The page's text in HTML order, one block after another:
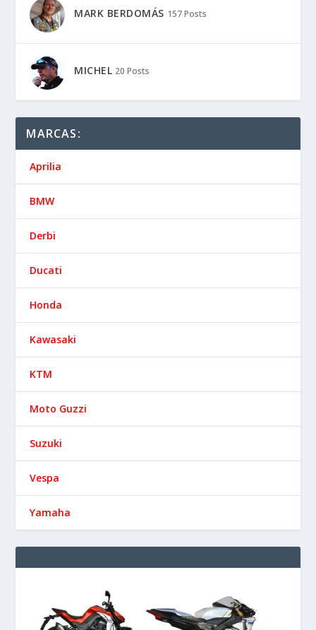
MARK BERDOMÁS 157 Posts
MICHEL 20 Posts
MARCAS:
Aprilia
BMW
Derbi
Ducati
Honda
Kawasaki
KTM
Moto Guzzi
Suzuki
Vespa
Yamaha